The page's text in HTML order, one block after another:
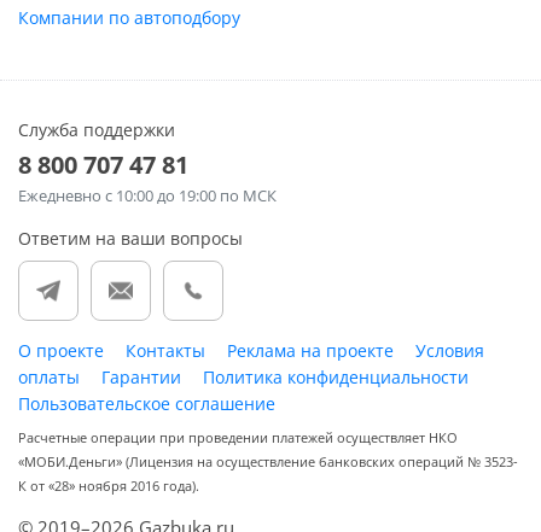
Компании по автоподбору
Служба поддержки
8 800 707 47 81
Ежедневно с 10:00 до 19:00 по МСК
Ответим на ваши вопросы
О проекте Контакты Реклама на проекте
Условия
оплаты
Гарантии
Политика конфиденциальности
Пользовательское соглашение
Расчетные операции при проведении платежей осуществляет НКО
«МОБИ.Деньги» (Лицензия на осуществление банковских операций № 3523-
К от «28» ноября 2016 года).